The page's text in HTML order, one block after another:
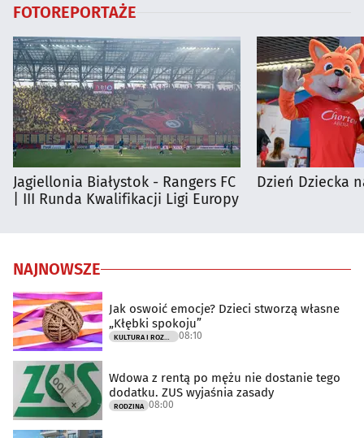
FOTOREPORTAŻE
Jagiellonia Białystok - Rangers FC
| III Runda Kwalifikacji Ligi Europy
Dzień Dziecka
NAJNOWSZE
Jak oswoić emocje? Dzieci stworzą własne
„Kłębki spokoju”
08:10
Wdowa z rentą po mężu nie dostanie tego
dodatku. ZUS wyjaśnia zasady
RODZINA 08:00